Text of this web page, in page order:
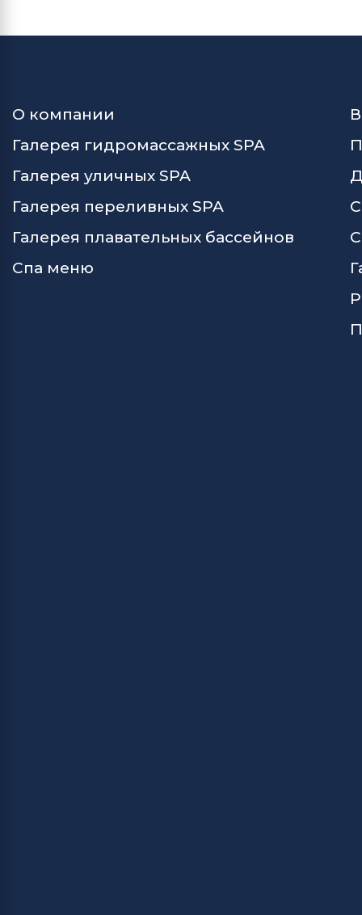
О компании
Галерея гидромассажных SPA
Галерея уличных SPA
Галерея переливных SPA
Галерея плавательных бассейнов
Спа меню